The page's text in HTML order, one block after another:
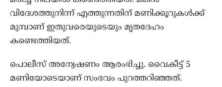
വിദേശത്തുനിന്ന് എത്തുന്നതിന് മണിക്കൂറുകള്‍ക്ക്
മുമ്പാണ് ഇതുവരെയുടെയും മൃതദേഹം
കണ്ടെത്തിയത്.
പൊലീസ് അന്വേഷണം ആരംഭിച്ചു. വൈകീട്ട് 5
മണിയോടെയാണ് സംഭവം പുറത്തറിഞ്ഞത്.